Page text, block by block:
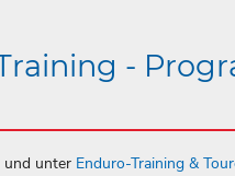
-
und unter Enduro-Training &